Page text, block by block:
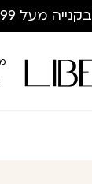
בקנייה מעל 299 ש”ח